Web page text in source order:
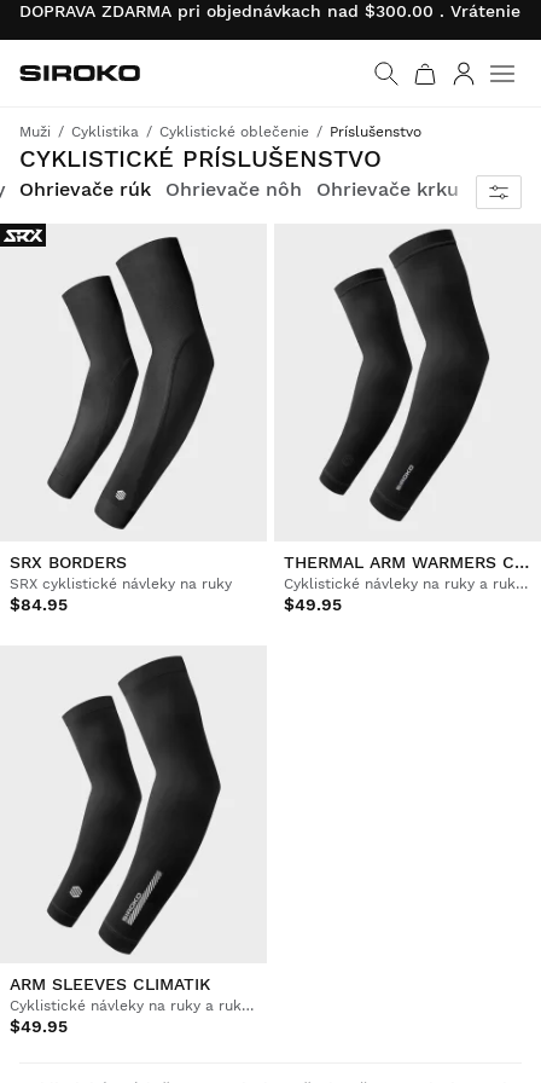
DOPRAVA ZDARMA pri objednávkach nad $300.00 .
Prejsť na domovskú
Siroko.com
Muži Cyklistika Cyklistické oblečenie Príslušenstvo
CYKLISTICKÉ PRÍSLUŠENSTVO
Získajte kompletné vybavenie
Ohrievače rúk Ohrievače nôh Ohrievače krku
SRX BORDERS
SRX cyklistické návleky na ruky
$84.95
THERMAL ARM WARMERS COLDBLOCK
Cyklistické návleky na ruky a rukávy
$49.95
ARM SLEEVES CLIMATIK
Cyklistické návleky na ruky a rukávy
$49.95